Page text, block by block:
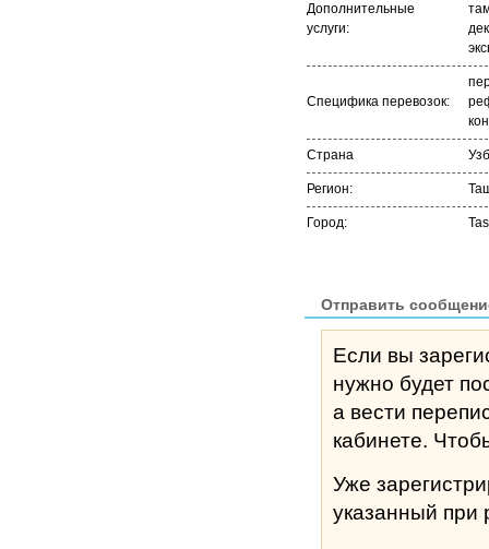
Дополнительные
услуги:
Специфика перевозок:
Страна
Регион:
Город:
Отправить
Если вы
нужно будет
а вести
Уже
указанный при